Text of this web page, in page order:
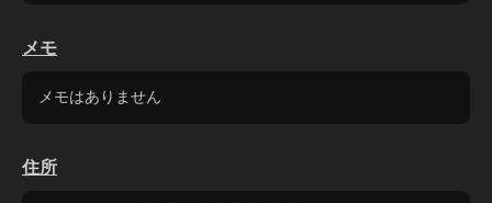
メモ
メモはありません
住所